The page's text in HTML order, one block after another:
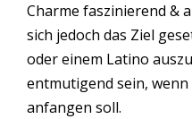
Charme faszinierend &
sich jedoch das Ziel
oder einem Latino
entmutigend sein,
anfangen soll.